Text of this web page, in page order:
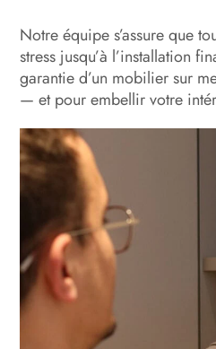
Notre équipe s’assure que
stress jusqu’à l’installation
garantie d’un mobilier sur
— et pour embellir votre